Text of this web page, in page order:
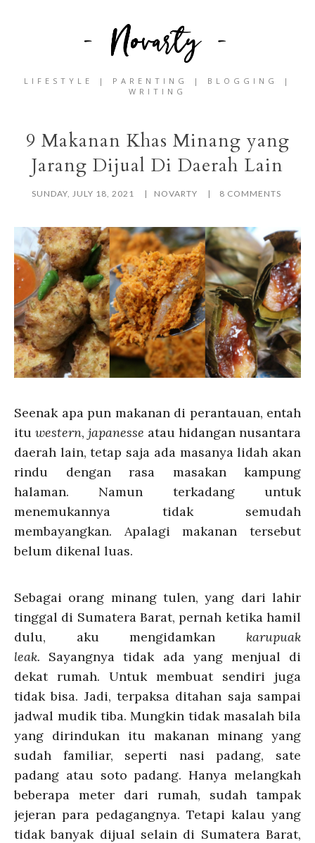
LIFESTYLE | PARENTING | BLOGGING |
WRITING
9 Makanan Khas Minang yang
Jarang Dijual Di Daerah Lain
SUNDAY, JULY 18, 2021 NOVARTY 8 COMMENTS
Seenak apa pun makanan di perantauan, entah
itu western, japanesse atau hidangan nusantara
daerah lain, tetap saja ada masanya lidah akan
rindu dengan rasa masakan kampung
halaman. Namun terkadang untuk
menemukannya tidak semudah
membayangkan. Apalagi makanan tersebut
belum dikenal luas.
Sebagai orang minang tulen, yang dari lahir
tinggal di Sumatera Barat, pernah ketika hamil
dulu, aku mengidamkan karupuak
leak. Sayangnya tidak ada yang menjual di
dekat rumah. Untuk membuat sendiri juga
tidak bisa. Jadi, terpaksa ditahan saja sampai
jadwal mudik tiba. Mungkin tidak masalah bila
yang dirindukan itu makanan minang yang
sudah familiar, seperti nasi padang, sate
padang atau soto padang. Hanya melangkah
beberapa meter dari rumah, sudah tampak
jejeran para pedagangnya. Tetapi kalau yang
tidak banyak dijual selain di Sumatera Barat,